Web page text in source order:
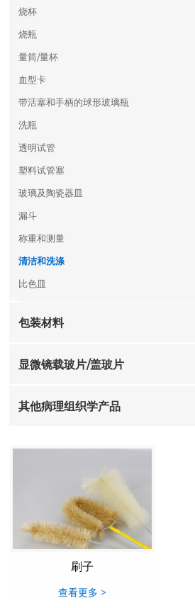
烧杯
烧瓶
量筒/量杯
血型卡
带活塞和手柄的球形玻璃瓶
洗瓶
透明试管
塑料试管塞
玻璃及陶瓷器皿
漏斗
称重和测量
清洁和洗涤
比色皿
包装材料
显微镜载玻片/盖玻片
其他病理组织学产品
刷子
查看更多 >